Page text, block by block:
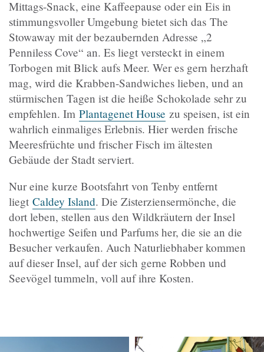
Mittags-Snack, eine Kaffeepause oder ein Eis in
stimmungsvoller Umgebung bietet sich das The
Stowaway mit der bezaubernden Adresse „2
Penniless Cove“ an. Es liegt versteckt in einem
Torbogen mit Blick aufs Meer. Wer es gern herzhaft
mag, wird die Krabben-Sandwiches lieben, und an
stürmischen Tagen ist die heiße Schokolade sehr zu
empfehlen. Im Plantagenet House zu speisen, ist ein
wahrlich einmaliges Erlebnis. Hier werden frische
Meeresfrüchte und frischer Fisch im ältesten
Gebäude der Stadt serviert.
Nur eine kurze Bootsfahrt von Tenby entfernt
liegt Caldey Island. Die Zisterziensermönche, die
dort leben, stellen aus den Wildkräutern der Insel
hochwertige Seifen und Parfums her, die sie an die
Besucher verkaufen. Auch Naturliebhaber kommen
auf dieser Insel, auf der sich gerne Robben und
Seevögel tummeln, voll auf ihre Kosten.